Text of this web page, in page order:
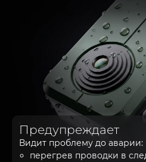
Предупреждает
Видит проблему до аварии:
перегрев проводки в